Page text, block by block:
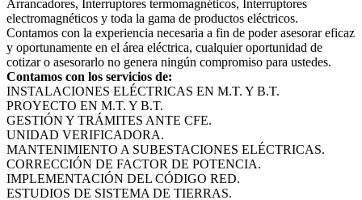
Arrancadores, Interruptores termomagnéticos, Interruptores
electromagnéticos y toda la gama de productos eléctricos.
Contamos con la experiencia necesaria a fin de poder asesorar eficaz
y oportunamente en el área eléctrica, cualquier oportunidad de
cotizar o asesorarlo no genera ningún compromiso para ustedes.
Contamos con los servicios de:
INSTALACIONES ELÉCTRICAS EN M.T. Y B.T.
PROYECTO EN M.T. Y B.T.
GESTIÓN Y TRÁMITES ANTE CFE.
UNIDAD VERIFICADORA.
MANTENIMIENTO A SUBESTACIONES ELÉCTRICAS.
CORRECCIÓN DE FACTOR DE POTENCIA.
IMPLEMENTACIÓN DEL CÓDIGO RED.
ESTUDIOS DE SISTEMA DE TIERRAS.